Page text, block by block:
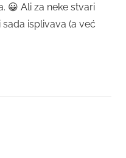
😀 Ali za neke stvari
isplivava (a već